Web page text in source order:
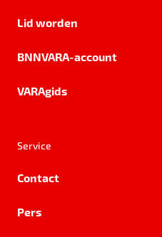
Lid worden
BNNVARA-account
VARAgids
Service
Contact
Pers